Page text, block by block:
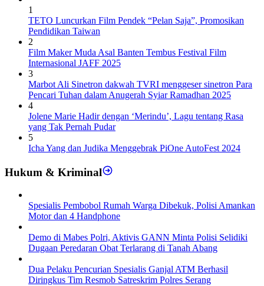
1
TETO Luncurkan Film Pendek “Pelan Saja”, Promosikan
Pendidikan Taiwan
2
Film Maker Muda Asal Banten Tembus Festival Film
Internasional JAFF 2025
3
Marbot Ali Sinetron dakwah TVRI menggeser sinetron Para
Pencari Tuhan dalam Anugerah Syiar Ramadhan 2025
4
Jolene Marie Hadir dengan ‘Merindu’, Lagu tentang Rasa
yang Tak Pernah Pudar
5
Icha Yang dan Judika Menggebrak PiOne AutoFest 2024
Hukum & Kriminal
Spesialis Pembobol Rumah Warga Dibekuk, Polisi Amankan
Motor dan 4 Handphone
Demo di Mabes Polri, Aktivis GANN Minta Polisi Selidiki
Dugaan Peredaran Obat Terlarang di Tanah Abang
Dua Pelaku Pencurian Spesialis Ganjal ATM Berhasil
Diringkus Tim Resmob Satreskrim Polres Serang